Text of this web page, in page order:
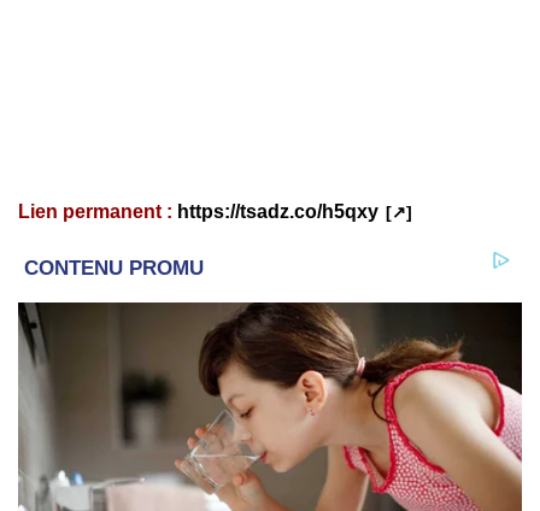
Lien permanent : https://tsadz.co/h5qxy